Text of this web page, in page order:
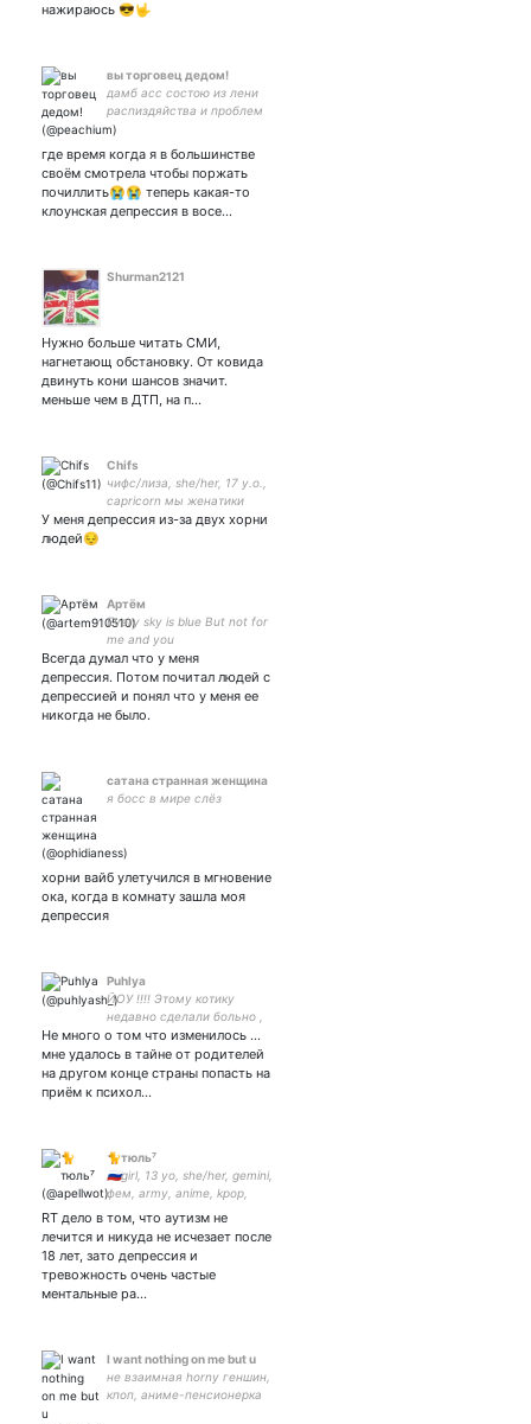
нажираюсь 😎🤟
вы торговец дедом!
дамб асс состою из лени
распиздяйства и проблем
с менталкой | много
рпгехи и стабильно
спамлю рикморти💅
где время когда я в большинстве
своём смотрела чтобы поржать
почиллить😭😭 теперь какая-то
клоунская депрессия в восе…
Shurman2121
Нужно больше читать СМИ,
нагнетающ обстановку. От ковида
двинуть кони шансов значит.
меньше чем в ДТП, на п…
Chifs
чифс/лиза, she/her, 17 y.o.,
capricorn мы женатики
У меня депрессия из-за двух хорни
людей😔
Артём
Every sky is blue But not for
me and you
Всегда думал что у меня
депрессия. Потом почитал людей с
депрессией и понял что у меня ее
никогда не было.
сатана странная женщина
я босс в мире слёз
хорни вайб улетучился в мгновение
ока, когда в комнату зашла моя
депрессия
Puhlya
ЙОУ !!!! Этому котику
недавно сделали больно ,
поэтому он сам прописал
себе успокоительные 🤘 //
мне 16 // не знаю чего хочу
от жизни 🤷🏼‍♀️
Не много о том что изменилось ...
мне удалось в тайне от родителей
на другом конце страны попасть на
приём к психол…
🐈тюль⁷
🇷🇺girl, 13 yo, she/her, gemini,
фем, army, anime, kpop,
RT дело в том, что аутизм не
лечится и никуда не исчезает после
18 лет, зато депрессия и
тревожность очень частые
ментальные ра…
I want nothing on me but u
не взаимная horny геншин,
кпоп, аниме-пенсионерка